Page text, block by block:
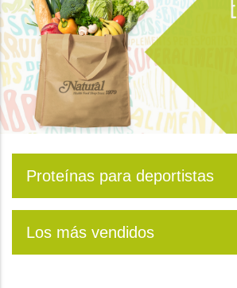
Proteínas para deportistas
Los más vendidos